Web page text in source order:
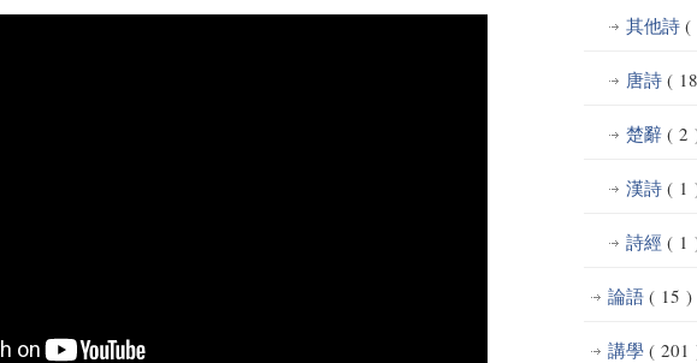
其他詩 (
唐詩 (
楚辭 ( 2
漢詩 ( 1
詩經 ( 1
論語 ( 15 )
講學 ( 201